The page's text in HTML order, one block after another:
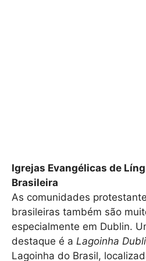
Igrejas Evangélicas de
Brasileira
As comunidades
brasileiras também são
especialmente em Dublin.
destaque é a Lagoinha
Lagoinha do Brasil,